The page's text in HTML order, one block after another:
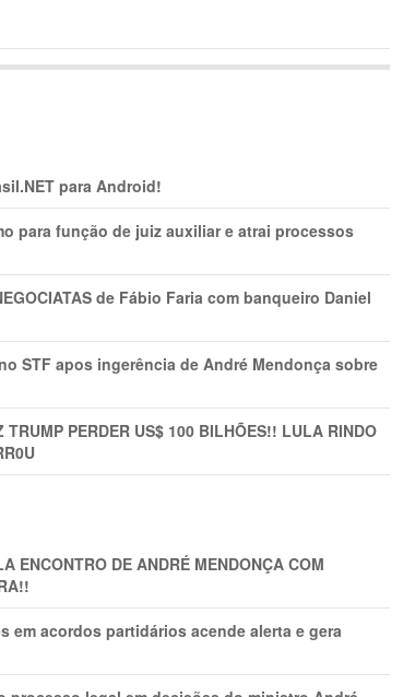
para Android!
para função de juiz auxiliar e atrai processos
de Fábio Faria com banqueiro Daniel
STF apos ingerência de André Mendonça sobre
TRUMP PERDER US$ 100 BILHÕES!! LULA RINDO
ENCONTRO DE ANDRÉ MENDONÇA COM
em acordos partidários acende alerta e gera